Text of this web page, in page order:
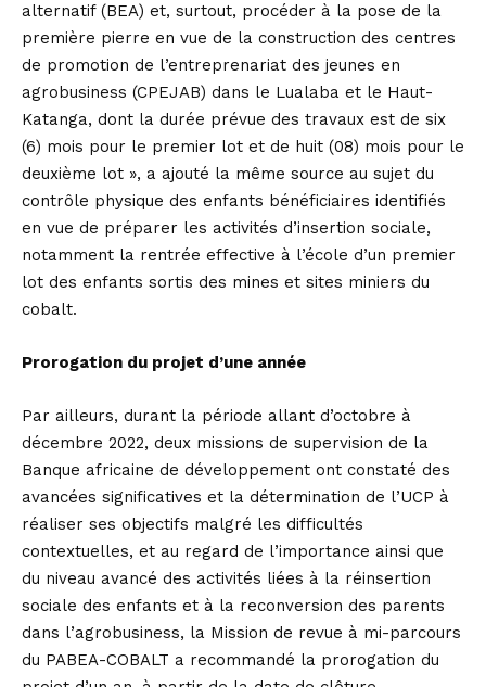
alternatif (BEA) et, surtout, procéder à la pose de la
première pierre en vue de la construction des centres
de promotion de l’entreprenariat des jeunes en
agrobusiness (CPEJAB) dans le Lualaba et le Haut-
Katanga, dont la durée prévue des travaux est de six
(6) mois pour le premier lot et de huit (08) mois pour le
deuxième lot », a ajouté la même source au sujet du
contrôle physique des enfants bénéficiaires identifiés
en vue de préparer les activités d’insertion sociale,
notamment la rentrée effective à l’école d’un premier
lot des enfants sortis des mines et sites miniers du
cobalt.
Prorogation du projet d’une année
Par ailleurs, durant la période allant d’octobre à
décembre 2022, deux missions de supervision de la
Banque africaine de développement ont constaté des
avancées significatives et la détermination de l’UCP à
réaliser ses objectifs malgré les difficultés
contextuelles, et au regard de l’importance ainsi que
du niveau avancé des activités liées à la réinsertion
sociale des enfants et à la reconversion des parents
dans l’agrobusiness, la Mission de revue à mi-parcours
du PABEA-COBALT a recommandé la prorogation du